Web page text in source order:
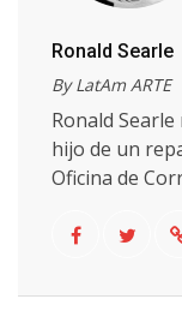
Ronald Searle
By LatAm ARTE
Ronald
hijo de un
Oficina de